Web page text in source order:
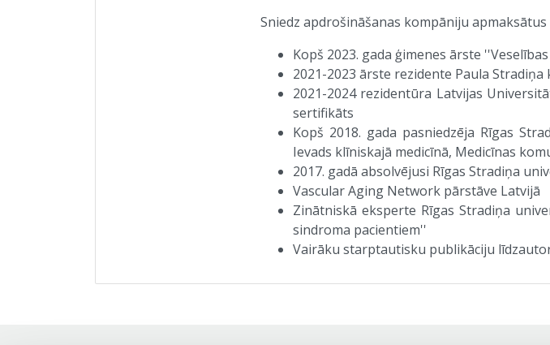
Sniedz apdrošināšanas kompāniju
Kopš 2023. gada ģimenes ārste
2021-2023 ārste rezidente Paula
2021-2024 rezidentūra Latvijas
sertifikāts
Kopš 2018. gada pasniedzēja Rīgas
Ievads klīniskajā medicīnā, Medicīnas
2017. gadā absolvējusi Rīgas Stradiņa
Vascular Aging Network pārstāve Latvijā
Zinātniskā eksperte Rīgas Stradiņa
sindroma pacientiem''
Vairāku starptautisku publikāciju